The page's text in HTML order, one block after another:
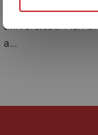
universitet. Han
a...